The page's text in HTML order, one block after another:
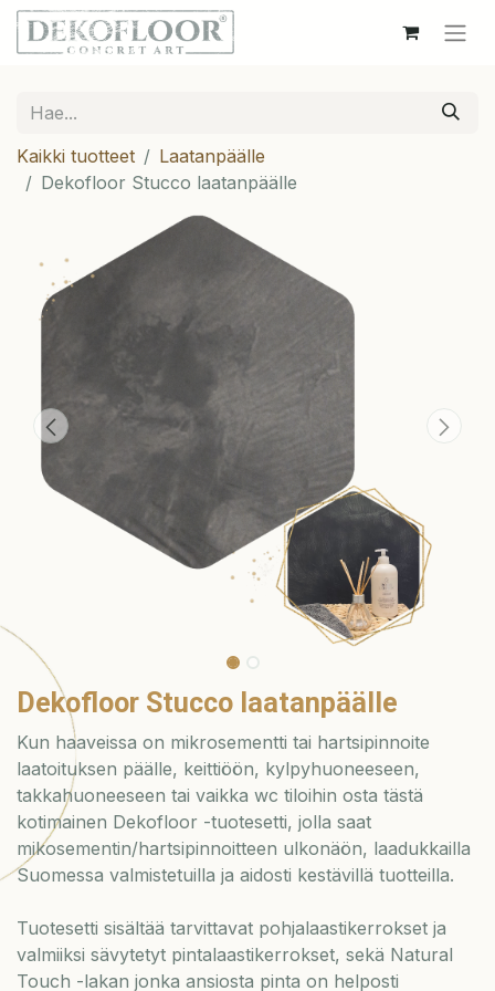
Kaikki tuotteet
Laatanpäälle
Dekofloor Stucco laatanpäälle
Dekofloor Stucco laatanpäälle
Kun haaveissa on mikrosementti tai hartsipinnoite
laatoituksen päälle, keittiöön, kylpyhuoneeseen,
takkahuoneeseen tai vaikka wc tiloihin osta tästä
kotimainen Dekofloor -tuotesetti, jolla saat
mikosementin/hartsipinnoitteen ulkonäön, laadukkailla
Suomessa valmistetuilla ja aidosti kestävillä tuotteilla.
Tuotesetti sisältää tarvittavat pohjalaastikerrokset ja
valmiiksi sävytetyt pintalaastikerrokset, sekä Natural
Touch -lakan jonka ansiosta pinta on helposti